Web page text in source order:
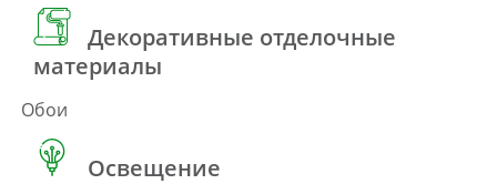
Декоративные отделочные
материалы
Обои
Освещение